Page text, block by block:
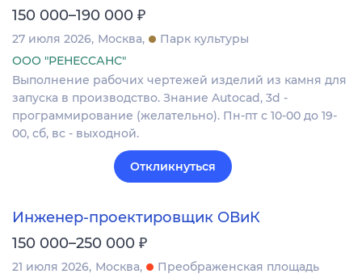
150 000–190 000 ₽
27 июля 2026 Москва
Парк культуры
ООО "РЕНЕССАНС"
Выполнение рабочих чертежей изделий из камня для
запуска в производство. Знание Autocad, 3d -
программирование (желательно). Пн-пт с 10-00 до 19-
00, сб, вс - выходной.
Откликнуться
Инженер-проектировщик ОВиК
150 000–250 000 ₽
21 июля 2026 Москва
Преображенская площадь